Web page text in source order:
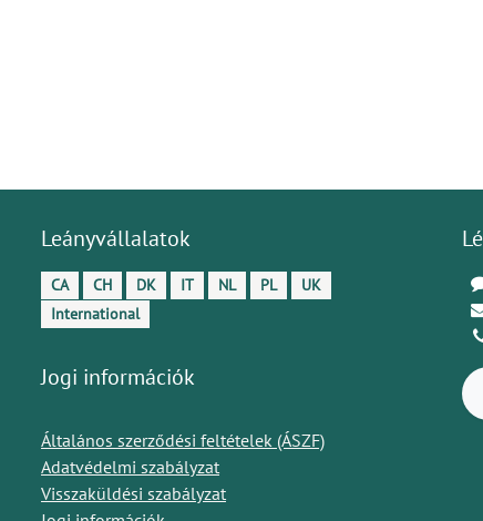
Leányvállalatok
CA CH DK IT NL PL
UK
International
Jogi információk
Általános szerződési feltételek (ÁSZF)
Adatvédelmi szabályzat
Visszaküldési szabályzat